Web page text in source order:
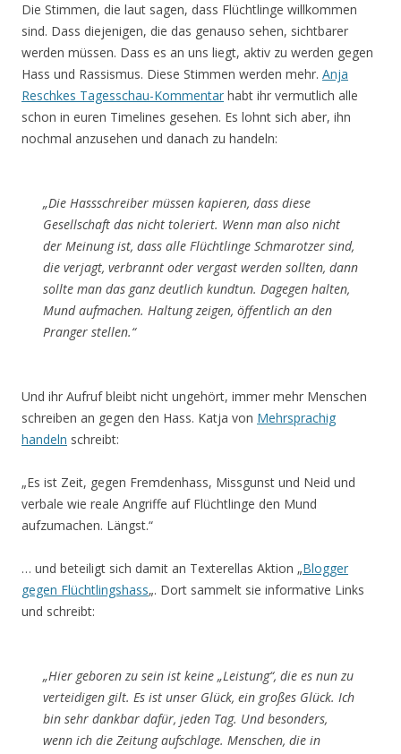
Die Stimmen, die laut sagen, dass Flüchtlinge willkommen
sind. Dass diejenigen, die das genauso sehen, sichtbarer
werden müssen. Dass es an uns liegt, aktiv zu werden gegen
Hass und Rassismus. Diese Stimmen werden mehr. Anja
Reschkes Tagesschau-Kommentar habt ihr vermutlich alle
schon in euren Timelines gesehen. Es lohnt sich aber, ihn
nochmal anzusehen und danach zu handeln:
„Die Hassschreiber müssen kapieren, dass diese
Gesellschaft das nicht toleriert. Wenn man also nicht
der Meinung ist, dass alle Flüchtlinge Schmarotzer sind,
die verjagt, verbrannt oder vergast werden sollten, dann
sollte man das ganz deutlich kundtun. Dagegen halten,
Mund aufmachen. Haltung zeigen, öffentlich an den
Pranger stellen.“
Und ihr Aufruf bleibt nicht ungehört, immer mehr Menschen
schreiben an gegen den Hass. Katja von Mehrsprachig
handeln schreibt:
„Es ist Zeit, gegen Fremdenhass, Missgunst und Neid und
verbale wie reale Angriffe auf Flüchtlinge den Mund
aufzumachen. Längst.“
… und beteiligt sich damit an Texterellas Aktion „Blogger
gegen Flüchtlingshass„. Dort sammelt sie informative Links
und schreibt:
„Hier geboren zu sein ist keine „Leistung“, die es nun zu
verteidigen gilt. Es ist unser Glück, ein großes Glück. Ich
bin sehr dankbar dafür, jeden Tag. Und besonders,
wenn ich die Zeitung aufschlage. Menschen, die in